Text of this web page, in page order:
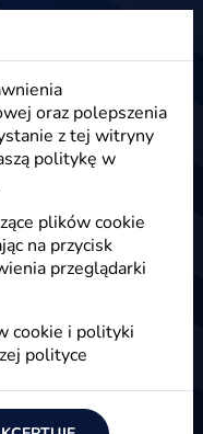
e-marketing
commerce,
oraz polepszenia
z tej witryny
politykę w
plików cookie
na przycisk
przeglądarki
cookie i polityki
polityce